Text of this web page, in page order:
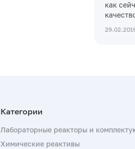
как
Лабораторные реакторы и
Химические реактивы